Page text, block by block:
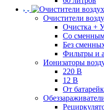
Очистители
Очистка +
Cо
Без
Фильтры и
Ионизаторы
220 В
12 В
От